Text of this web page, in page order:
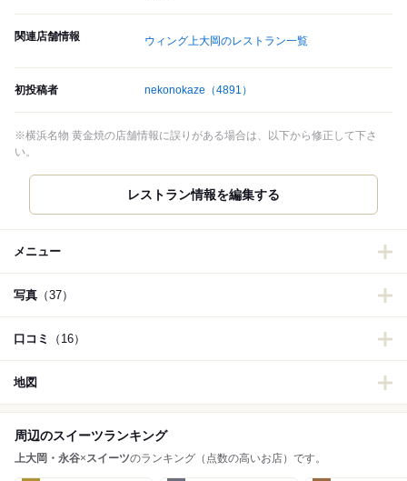
関連店舗情報 ウィング上大岡のレストラン一覧
初投稿者 nekonokaze （4891）
※横浜名物 黄金焼の店舗情報に誤りがある場合は、以下から修正して下さ
い。
レストラン情報を編集する
メニュー
写真 （37）
口コミ （16）
地図
周辺のスイーツランキング
上大岡・永谷×スイーツのランキング（点数の高いお店）です。